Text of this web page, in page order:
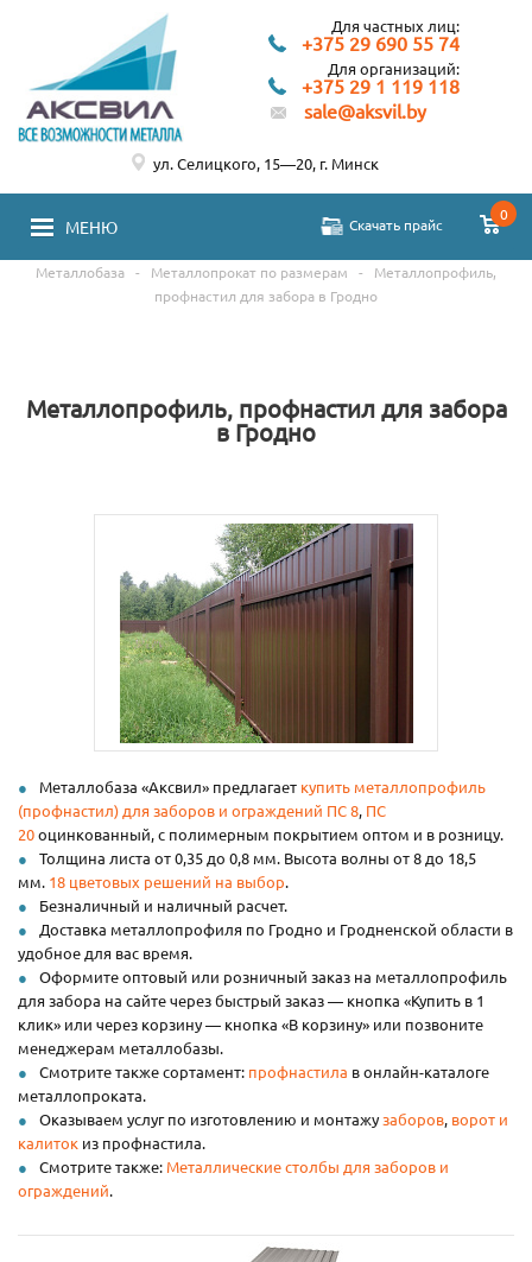
Для частных лиц:
+375 29 690 55 74
Для организаций:
+375 29 1 119 118
sale@aksvil.by
МЕНЮ Скачать прайс
0
ул. Селицкого, 15—20, г. Минск
Металлобаза - Металлопрокат по размерам -
Металлопрофиль,
профнастил для забора в Гродно
Металлопрофиль, профнастил для забора
в Гродно
Металлобаза «Аксвил» предлагает купить металлопрофиль
(профнастил) для заборов и ограждений ПС 8, ПС
20оцинкованный, с полимерным покрытием оптом и в розницу.
Толщина листа от 0,35 до 0,8 мм. Высота волны от 8 до 18,5
мм. 18 цветовых решений на выбор.
Безналичный и наличный расчет.
Доставка металлопрофиля по Гродно и Гродненской области в
удобное для вас время.
Оформите оптовый или розничный заказ на металлопрофиль
для забора на сайте через быстрый заказ — кнопка «Купить в 1
клик» или через корзину — кнопка «В корзину» или позвоните
менеджерам металлобазы.
Смотрите также сортамент: профнастила в онлайн-каталоге
металлопроката.
Оказываем услуг по изготовлению и монтажузаборов, ворот и
калиток из профнастила.
Смотрите также: Металлические столбы для заборов и
ограждений.